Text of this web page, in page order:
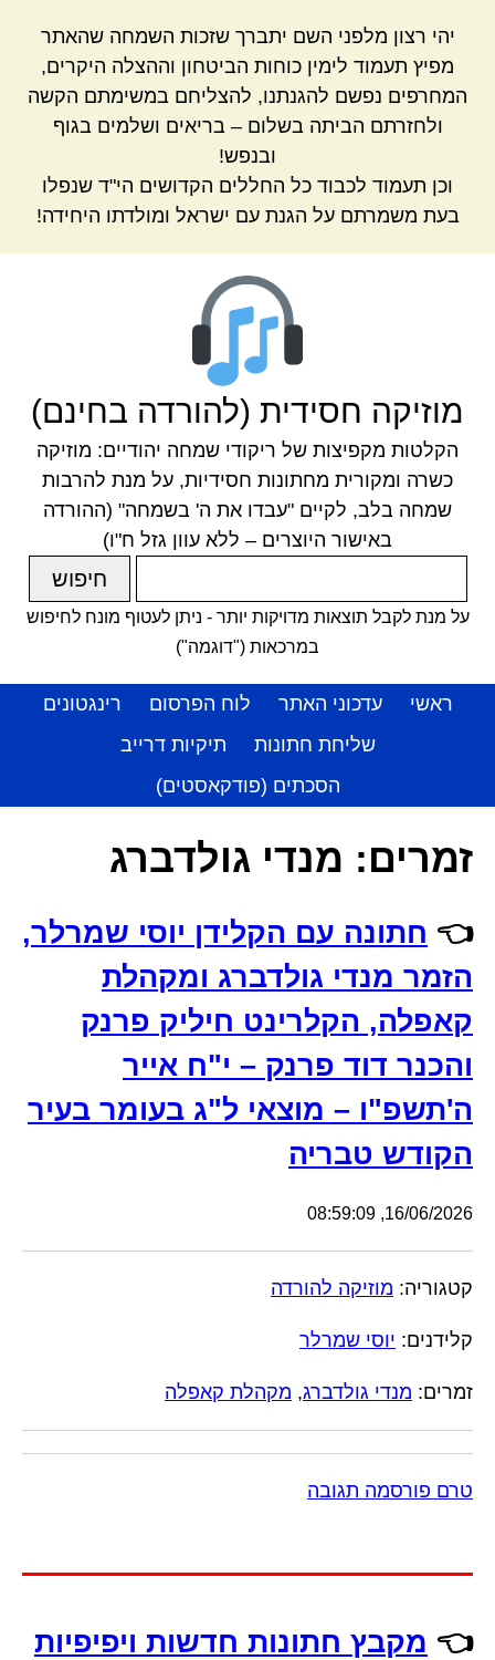
יהי רצון מלפני השם יתברך שזכות השמחה שהאתר
מפיץ תעמוד לימין כוחות הביטחון וההצלה היקרים,
המחרפים נפשם להגנתנו, להצליחם במשימתם הקשה
ולחזרתם הביתה בשלום – בריאים ושלמים בגוף
ובנפש!
וכן תעמוד לכבוד כל החללים הקדושים הי"ד שנפלו
בעת משמרתם על הגנת עם ישראל ומולדתו היחידה!
מוזיקה חסידית (להורדה בחינם)
הקלטות מקפיצות של ריקודי שמחה יהודיים: מוזיקה
כשרה ומקורית מחתונות חסידיות, על מנת להרבות
שמחה בלב, לקיים "עבדו את ה' בשמחה" (ההורדה
באישור היוצרים – ללא עוון גזל ח"ו)
על מנת לקבל תוצאות מדויקות יותר - ניתן לעטוף מונח לחיפוש
במרכאות ("דוגמה")
ראשי עדכוני האתר לוח הפרסום
רינגטונים
שליחת חתונות
תיקיות דרייב
הסכתים (פודקאסטים)
זמרים: מנדי גולדברג
👈 חתונה עם הקלידן יוסי שמרלר,
הזמר מנדי גולדברג ומקהלת
קאפלה, הקלרינט חיליק פרנק
והכנר דוד פרנק – י"ח אייר
ה'תשפ"ו – מוצאי ל"ג בעומר בעיר
הקודש טבריה
16/06/2026, 08:59:09
קטגוריה: מוזיקה להורדה
קלידנים: יוסי שמרלר
זמרים: מנדי גולדברג, מקהלת קאפלה
טרם פורסמה תגובה
👈 מקבץ חתונות חדשות ויפיפיות